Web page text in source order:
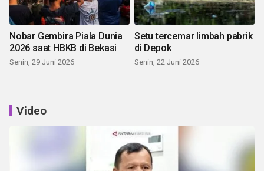
Nobar Gembira Piala Dunia
2026 saat HBKB di Bekasi
Senin, 29 Juni 2026
Setu tercemar limbah pabrik
di Depok
Senin, 22 Juni 2026
Video